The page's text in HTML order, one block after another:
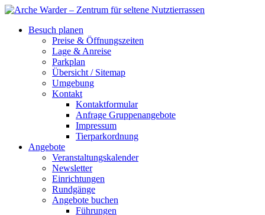
Besuch planen
Preise & Öffnungszeiten
Lage & Anreise
Parkplan
Übersicht / Sitemap
Umgebung
Kontakt
Kontaktformular
Anfrage Gruppenangebote
Impressum
Tierparkordnung
Angebote
Veranstaltungskalender
Newsletter
Einrichtungen
Rundgänge
Angebote buchen
Führungen